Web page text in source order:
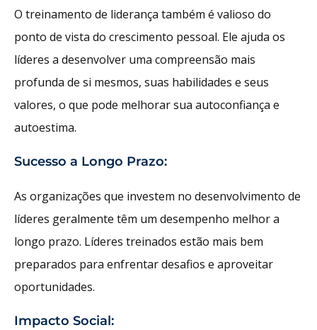
O treinamento de liderança também é valioso do
ponto de vista do crescimento pessoal. Ele ajuda os
líderes a desenvolver uma compreensão mais
profunda de si mesmos, suas habilidades e seus
valores, o que pode melhorar sua autoconfiança e
autoestima.
Sucesso a Longo Prazo:
As organizações que investem no desenvolvimento de
líderes geralmente têm um desempenho melhor a
longo prazo. Líderes treinados estão mais bem
preparados para enfrentar desafios e aproveitar
oportunidades.
Impacto Social: